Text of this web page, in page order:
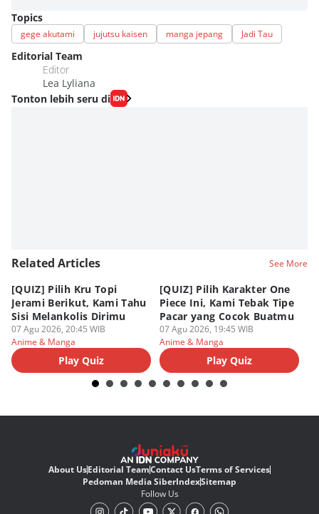
Topics
gege akutami jujutsu kaisen manga jepang Jadi Tau
Editorial Team
Editor
Lea Lyliana
Tonton lebih seru di
Related Articles See More
[QUIZ] Pilih Kru Topi
Jerami Berikut, Kami Tahu
Sisi Melankolis Dirimu
07 Agu 2026, 20:45 WIB
Anime & Manga
Play Quiz
[QUIZ] Pilih Karakter One
Piece Ini, Kami Tebak Tipe
Pacar yang Cocok Buatmu
07 Agu 2026, 19:45 WIB
Anime & Manga
Play Quiz
About UsEditorial TeamContact UsTerms of Services
Pedoman Media SiberIndexSitemap
Follow Us